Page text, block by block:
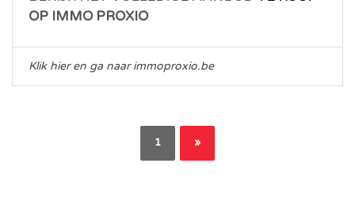
OP IMMO PROXIO
Klik hier en ga naar immoproxio.be
1 »